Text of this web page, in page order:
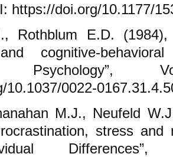
https://doi.org/10.1177/
Rothblum E.D. (1984),
cognitive-
10.1037/0022-
M.J., Neufeld
stress and